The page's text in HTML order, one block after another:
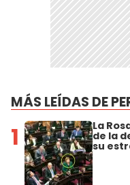
MÁS LEÍDAS DE
1 La
de la
su